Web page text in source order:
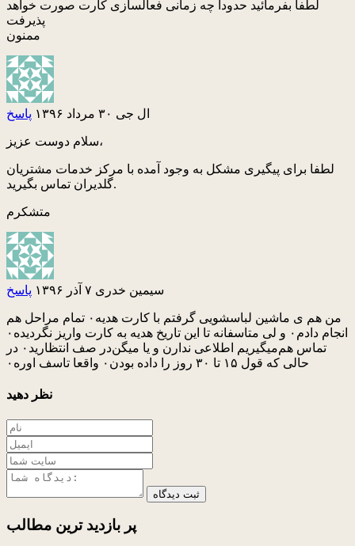
لطفا بفرمائید حدودا چه زمانی فعالسازی کارت صورت خواهد
پذیرفت
ممنون
ال جی ۳۰ مرداد ۱۳۹۶ پاسخ
سلام دوست عزیز،
لطفا برای پیگیری مشکل به وجود آمده با مرکز خدمات مشتریان
گلدیران تماس بگیرید.
متشکرم
سیمین خدری ۷ آذر ۱۳۹۶ پاسخ
من هم ی ماشین لباسشویی گرفتم با کارت هدیه۰ تمام مراحل هم
انجام دادم۰ و لی متاسفانه تا این تاریخ هدیه به کارت واریز نگردیده۰
تماس هم‌میگیریم اطلاعی ندارن و یا میگن‌در صف انتظارید۰ در
حالی که قول ۱۵ تا ۳۰ روز را داده بودن۰ واقعا تاسف اوره۰
نظر دهید
ثبت دیدگاه
پر بازدید ترین مطالب